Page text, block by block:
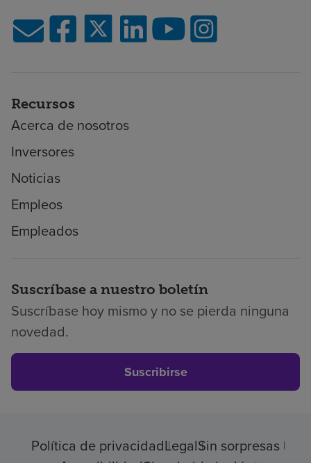
Recursos
Acerca de nosotros
Inversores
Noticias
Empleos
Empleados
Suscríbase a nuestro boletín
Suscríbase hoy mismo y no se pierda ninguna
novedad.
Suscribirse
Política de privacidadLegalSin sorpresas